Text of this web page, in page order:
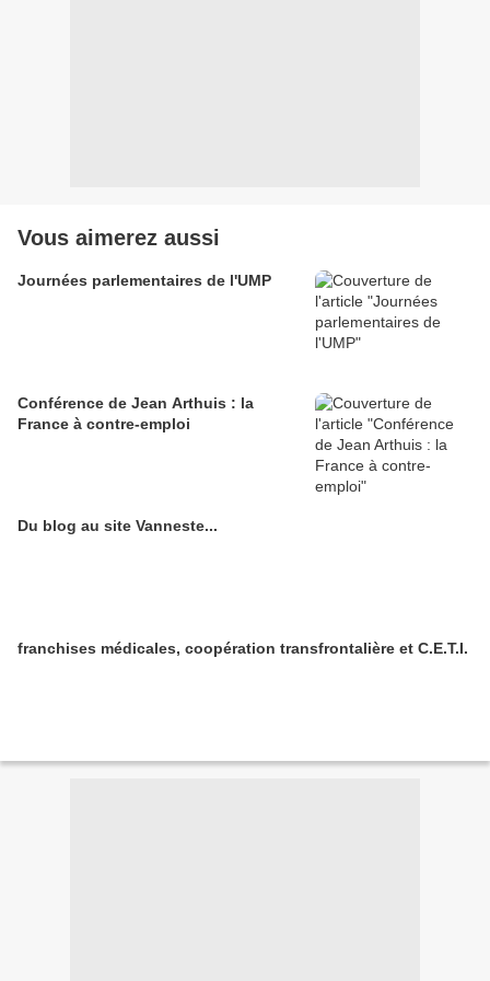
Vous aimerez aussi
Journées parlementaires de l'UMP
Conférence de Jean Arthuis : la
France à contre-emploi
Du blog au site Vanneste...
franchises médicales, coopération transfrontalière et C.E.T.I.